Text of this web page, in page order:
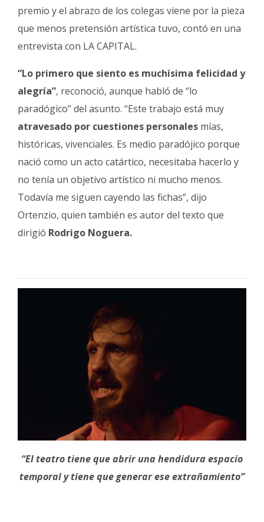
premio y el abrazo de los colegas viene por la pieza
que menos pretensión artística tuvo, contó en una
entrevista con LA CAPITAL.
“Lo primero que siento es muchísima felicidad y
alegría”, reconoció, aunque habló de “lo
paradógico” del asunto. “Este trabajo está muy
atravesado por cuestiones personales mías,
históricas, vivenciales. Es medio paradójico porque
nació como un acto catártico, necesitaba hacerlo y
no tenía un objetivo artístico ni mucho menos.
Todavía me siguen cayendo las fichas”, dijo
Ortenzio, quien también es autor del texto que
dirigió Rodrigo Noguera.
“El teatro tiene que abrir una hendidura espacio
temporal y tiene que generar ese extrañamiento”